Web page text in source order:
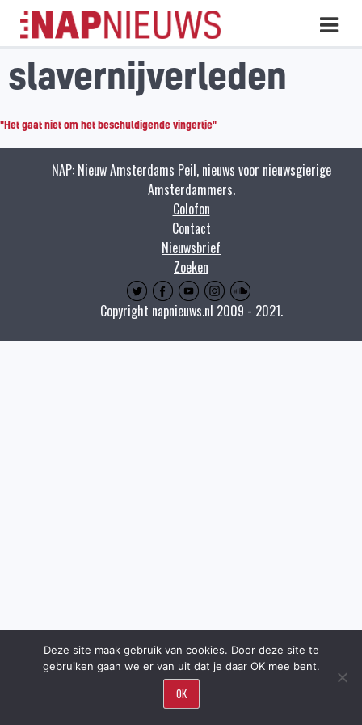
Skip
naar
inhoud
slavernijverleden
"Het gaat niet om het beschuldigende vingertje"
NAP: Nieuw Amsterdams Peil, nieuws voor nieuwsgierige
Amsterdammers.
Colofon
Contact
Nieuwsbrief
Zoeken
Copyright napnieuws.nl 2009 - 2021.
Deze site maak gebruik van cookies. Door deze site te
gebruiken gaan we er van uit dat je daar OK mee bent.
OK